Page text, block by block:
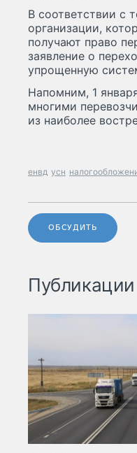
В соответствии с
организации,
получают право
заявление о
упрощенную
Напомним, 1
многими
из наиболее
енвд усн
ОБСУДИТЬ